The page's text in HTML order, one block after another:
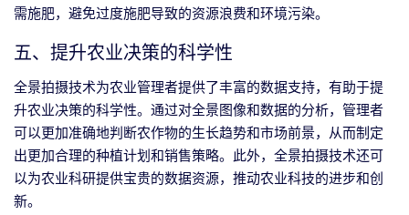
需施肥，避免过度施肥导致的资源浪费和环境污染。
五、提升农业决策的科学性
全景拍摄技术为农业管理者提供了丰富的数据支持，有助于提
升农业决策的科学性。通过对全景图像和数据的分析，管理者
可以更加准确地判断农作物的生长趋势和市场前景，从而制定
出更加合理的种植计划和销售策略。此外，全景拍摄技术还可
以为农业科研提供宝贵的数据资源，推动农业科技的进步和创
新。